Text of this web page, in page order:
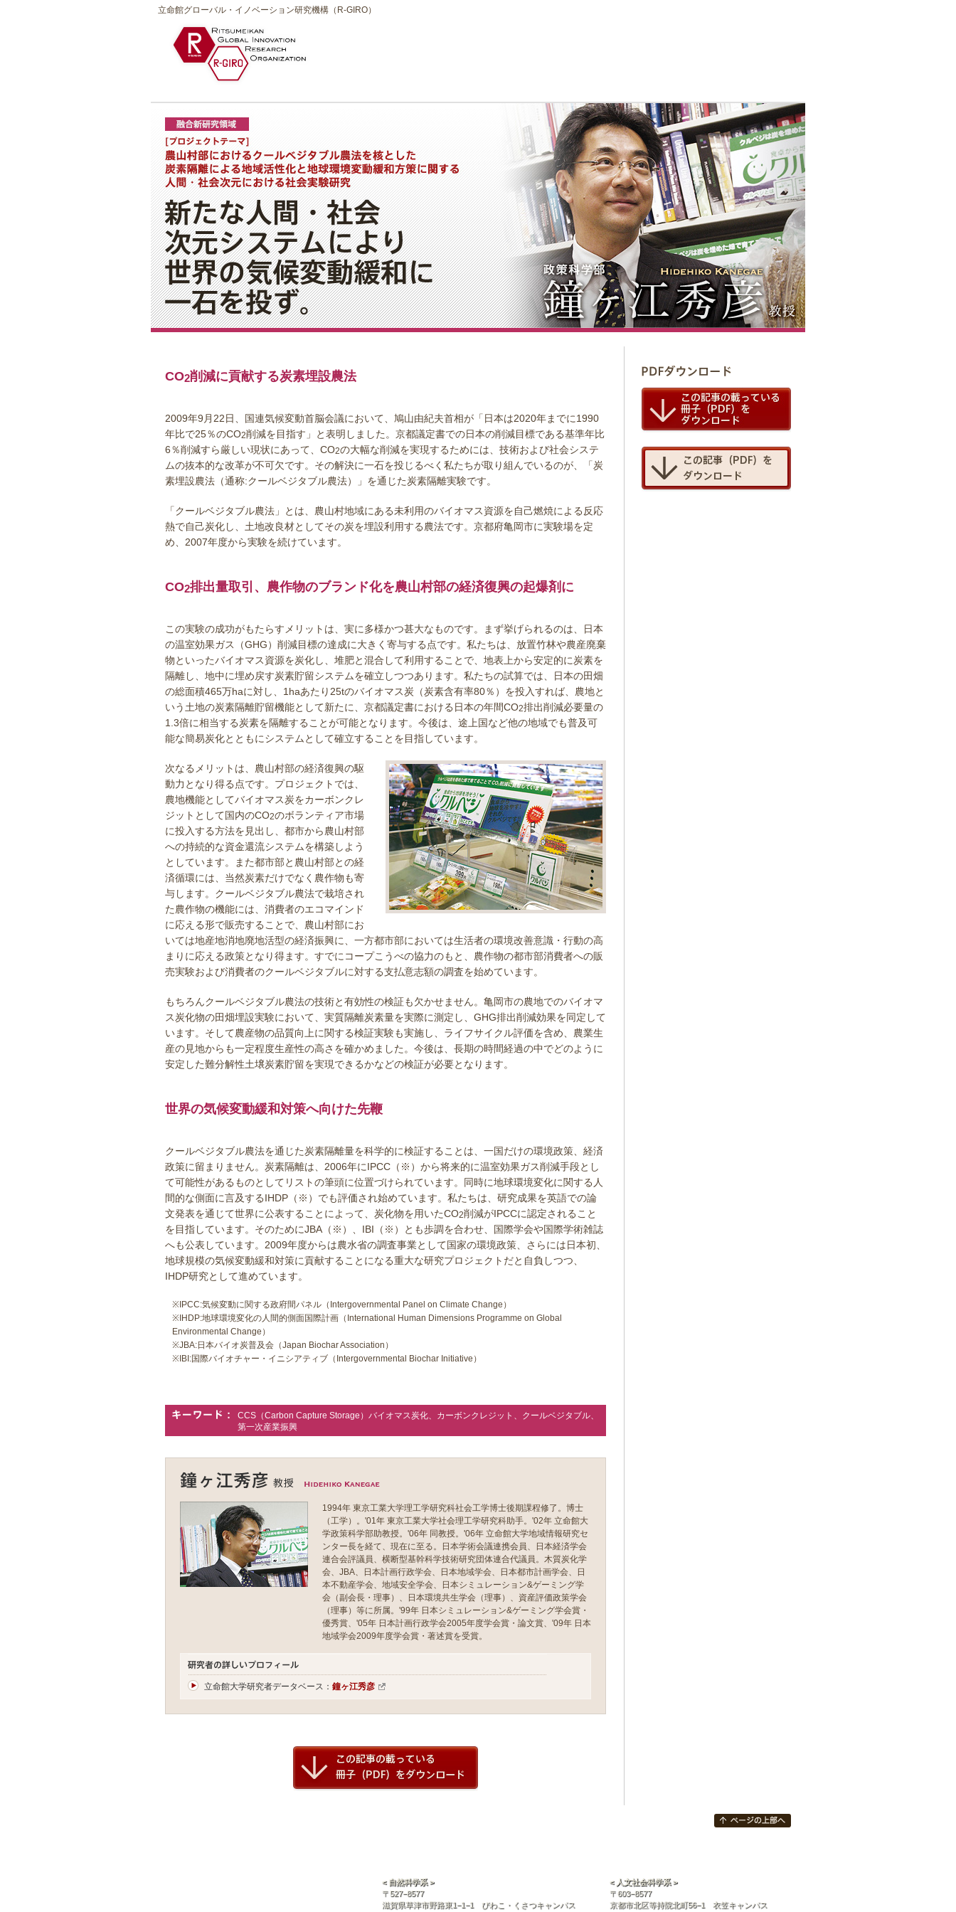
立命館グローバル・イノベーション研究機構（R-GIRO）
CO2削減に貢献する炭素埋設農法
2009年9月22日、国連気候変動首脳会議において、鳩山由紀夫首相が「日本は2020年までに1990
年比で25％のCO2削減を目指す」と表明しました。京都議定書での日本の削減目標である基準年比
6％削減すら厳しい現状にあって、CO2の大幅な削減を実現するためには、技術および社会システ
ムの抜本的な改革が不可欠です。その解決に一石を投じるべく私たちが取り組んでいるのが、「炭
素埋設農法（通称:クールベジタブル農法）」を通じた炭素隔離実験です。
「クールベジタブル農法」とは、農山村地域にある未利用のバイオマス資源を自己燃焼による反応
熱で自己炭化し、土地改良材としてその炭を埋設利用する農法です。京都府亀岡市に実験場を定
め、2007年度から実験を続けています。
CO2排出量取引、農作物のブランド化を農山村部の経済復興の起爆剤に
この実験の成功がもたらすメリットは、実に多様かつ甚大なものです。まず挙げられるのは、日本
の温室効果ガス（GHG）削減目標の達成に大きく寄与する点です。私たちは、放置竹林や農産廃棄
物といったバイオマス資源を炭化し、堆肥と混合して利用することで、地表上から安定的に炭素を
隔離し、地中に埋め戻す炭素貯留システムを確立しつつあります。私たちの試算では、日本の田畑
の総面積465万haに対し、1haあたり25tのバイオマス炭（炭素含有率80％）を投入すれば、農地と
いう土地の炭素隔離貯留機能として新たに、京都議定書における日本の年間CO2排出削減必要量の
1.3倍に相当する炭素を隔離することが可能となります。今後は、途上国など他の地域でも普及可
能な簡易炭化とともにシステムとして確立することを目指しています。
次なるメリットは、農山村部の経済復興の駆
動力となり得る点です。プロジェクトでは、
農地機能としてバイオマス炭をカーボンクレ
ジットとして国内のCO2のボランティア市場
に投入する方法を見出し、都市から農山村部
への持続的な資金還流システムを構築しよう
としています。また都市部と農山村部との経
済循環には、当然炭素だけでなく農作物も寄
与します。クールベジタブル農法で栽培され
た農作物の機能には、消費者のエコマインド
に応える形で販売することで、農山村部にお
いては地産地消地廃地活型の経済振興に、一方都市部においては生活者の環境改善意識・行動の高
まりに応える政策となり得ます。すでにコープこうべの協力のもと、農作物の都市部消費者への販
売実験および消費者のクールベジタブルに対する支払意志額の調査を始めています。
もちろんクールベジタブル農法の技術と有効性の検証も欠かせません。亀岡市の農地でのバイオマ
ス炭化物の田畑埋設実験において、実質隔離炭素量を実際に測定し、GHG排出削減効果を同定して
います。そして農産物の品質向上に関する検証実験も実施し、ライフサイクル評価を含め、農業生
産の見地からも一定程度生産性の高さを確かめました。今後は、長期の時間経過の中でどのように
安定した難分解性土壌炭素貯留を実現できるかなどの検証が必要となります。
世界の気候変動緩和対策へ向けた先鞭
クールベジタブル農法を通じた炭素隔離量を科学的に検証することは、一国だけの環境政策、経済
政策に留まりません。炭素隔離は、2006年にIPCC（※）から将来的に温室効果ガス削減手段とし
て可能性があるものとしてリストの筆頭に位置づけられています。同時に地球環境変化に関する人
間的な側面に言及するIHDP（※）でも評価され始めています。私たちは、研究成果を英語での論
文発表を通じて世界に公表することによって、炭化物を用いたCO2削減がIPCCに認定されること
を目指しています。そのためにJBA（※）、IBI（※）とも歩調を合わせ、国際学会や国際学術雑誌
へも公表しています。2009年度からは農水省の調査事業として国家の環境政策、さらには日本初、
地球規模の気候変動緩和対策に貢献することになる重大な研究プロジェクトだと自負しつつ、
IHDP研究として進めています。
※IPCC:気候変動に関する政府間パネル（Intergovernmental Panel on Climate Change）
※IHDP:地球環境変化の人間的側面国際計画（International Human Dimensions Programme on Global
Environmental Change）
※JBA:日本バイオ炭普及会（Japan Biochar Association）
※IBI:国際バイオチャー・イニシアティブ（Intergovernmental Biochar Initiative）
CCS（Carbon Capture Storage）バイオマス炭化、カーボンクレジット、クールベジタブル、
第一次産業振興
1994年 東京工業大学理工学研究科社会工学博士後期課程修了。博士
（工学）。'01年 東京工業大学社会理工学研究科助手。'02年 立命館大
学政策科学部助教授。'06年 同教授。'06年 立命館大学地域情報研究セ
ンター長を経て、現在に至る。日本学術会議連携会員、日本経済学会
連合会評議員、横断型基幹科学技術研究団体連合代議員。木質炭化学
会、JBA、日本計画行政学会、日本地域学会、日本都市計画学会、日
本不動産学会、地域安全学会、日本シミュレーション&ゲーミング学
会（副会長・理事）、日本環境共生学会（理事）、資産評価政策学会
（理事）等に所属。'99年 日本シミュレーション&ゲーミング学会賞・
優秀賞、'05年 日本計画行政学会2005年度学会賞・論文賞、'09年 日本
地域学会2009年度学会賞・著述賞を受賞。
立命館大学研究者データベース： 鐘ヶ江秀彦
< 自然科学系 >
〒527−8577
滋賀県草津市野路東1−1−1 びわこ・くさつキャンパス
< 人文社会科学系 >
〒603−8577
京都市北区等持院北町56−1 衣笠キャンパス